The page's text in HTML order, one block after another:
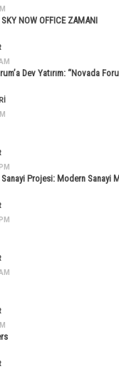
SKY NOW OFFICE ZAMANI
Dev Yatırım: “Novada
Projesi: Modern Sanayi